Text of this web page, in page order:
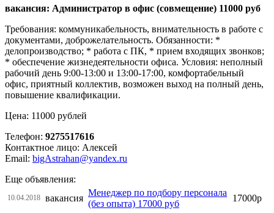
вакансия: Администратор в офис (совмещение) 11000 руб
Требования: коммуникабельность, внимательность в работе с
документами, доброжелательность. Обязанности: *
делопроизводствo; * работа с ПК, * прием входящих звонков;
* обеспечение жизнедеятельности офисa. Условия: неполный
рабочий день 9:00-13:00 и 13:00-17:00, комфортабельный
офис, приятный коллектив, возможен выход на полный день,
повышение квалификации.
Цена: 11000 рублей
Телефон: 9275517616
Контактное лицо: Алексей
Email: bigAstrahan@yandex.ru
Еще объявления:
10.04.2018 вакансия
Менеджер по подбору персонала
(без опыта) 17000 руб
17000р